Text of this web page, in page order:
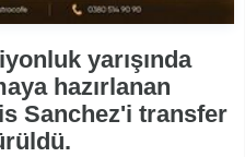
yarışında
hazırlanan
Sanchez'i transfer